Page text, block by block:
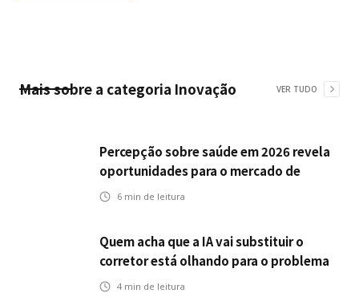
Mais sobre a categoria Inovação VER TUDO
Percepção sobre saúde em 2026 revela
oportunidades para o mercado de
seguros ampliar cobertura e prevenção
6 min de leitura
Quem acha que a IA vai substituir o
corretor está olhando para o problema
errado
4 min de leitura